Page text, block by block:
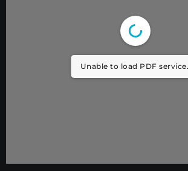
Unable to load PDF